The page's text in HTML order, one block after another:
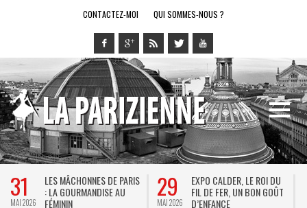
CONTACTEZ-MOI QUI SOMMES-NOUS ?
31
MAI 2026
LES MÂCHONNES DE PARIS
: LA GOURMANDISE AU
FÉMININ
29
MAI 2026
EXPO CALDER, LE ROI DU
FIL DE FER, UN BON GOÛT
D’ENFANCE